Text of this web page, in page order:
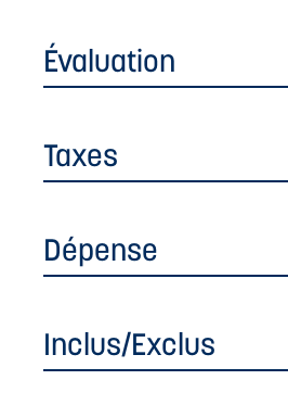
Évaluation
Taxes
Dépense
Inclus/Exclus